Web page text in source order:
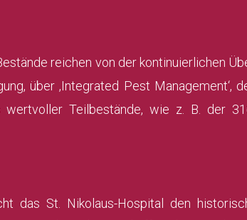
reichen von der kontinuierlichen
über ‚Integrated Pest Management‘,
wertvoller Teilbestände, wie z. B. der
das St. Nikolaus-Hospital den